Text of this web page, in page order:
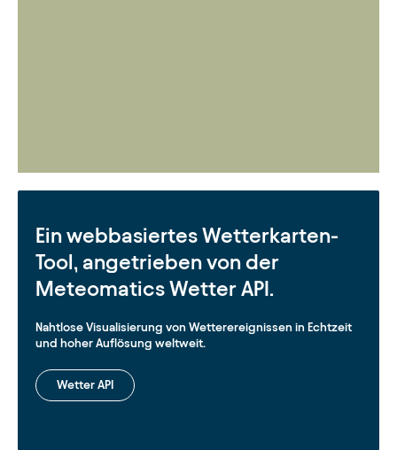
Ein webbasiertes Wetterkarten-
Tool, angetrieben von der
Meteomatics Wetter API.
Nahtlose Visualisierung von Wetterereignissen in Echtzeit
und hoher Auflösung weltweit.
Wetter API